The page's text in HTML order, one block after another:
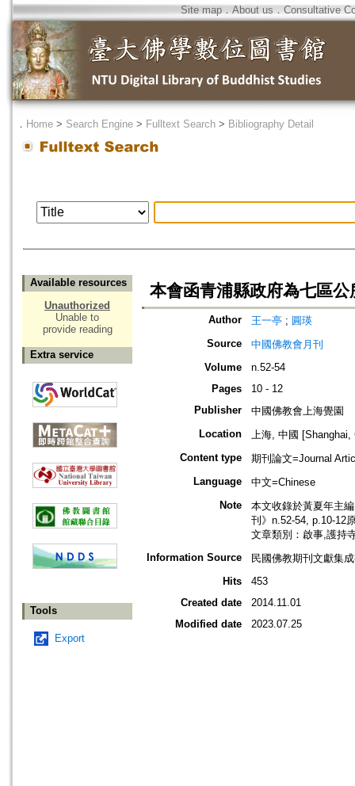
Site map．About us ． Consultative
． Home > Search Engine > Fulltext Search > Bibliography Detail
Available resources
Unauthorized
Unable to
provide reading
Extra service
Tools
Export
本會函青浦縣政府為七區
Author 王一亭 ; 圓瑛
Source
中國佛教會月刊
Volume
n.52-54
Pages
10 - 12
Publisher
中國佛教會上海覺園
Location
上海, 中國 [Shanghai,
Content type
期刊論文=Journal
Language
中文=Chinese
Note
本文收錄於黃夏年主
刊》n.52-54, p.10-12
文章類別：啟事,護持
Information Source
民國佛教期刊文獻集
Hits
453
Created date
2014.11.01
Modified date
2023.07.25